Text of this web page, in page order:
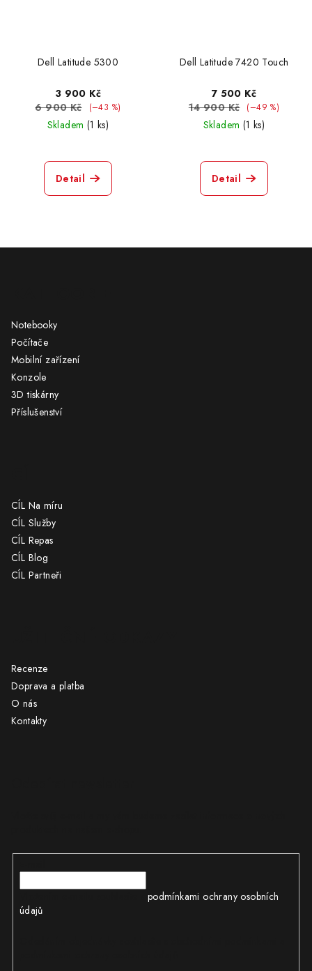
Dell Latitude 5300
3 900 Kč
6 900 Kč
(–43 %)
Skladem (1 ks)
Detail
Dell Latitude 7420 Touch
7 500 Kč
14 900 Kč (–49 %)
Skladem (1 ks)
Detail
Notebooky
Počítače
Mobilní zařízení
Konzole
3D tiskárny
Příslušenství
CÍL Na míru
CÍL Služby
CÍL Repas
CÍL Blog
CÍL Partneři
Recenze
Doprava a platba
O nás
Kontakty
podmínkami ochrany osobních
údajů